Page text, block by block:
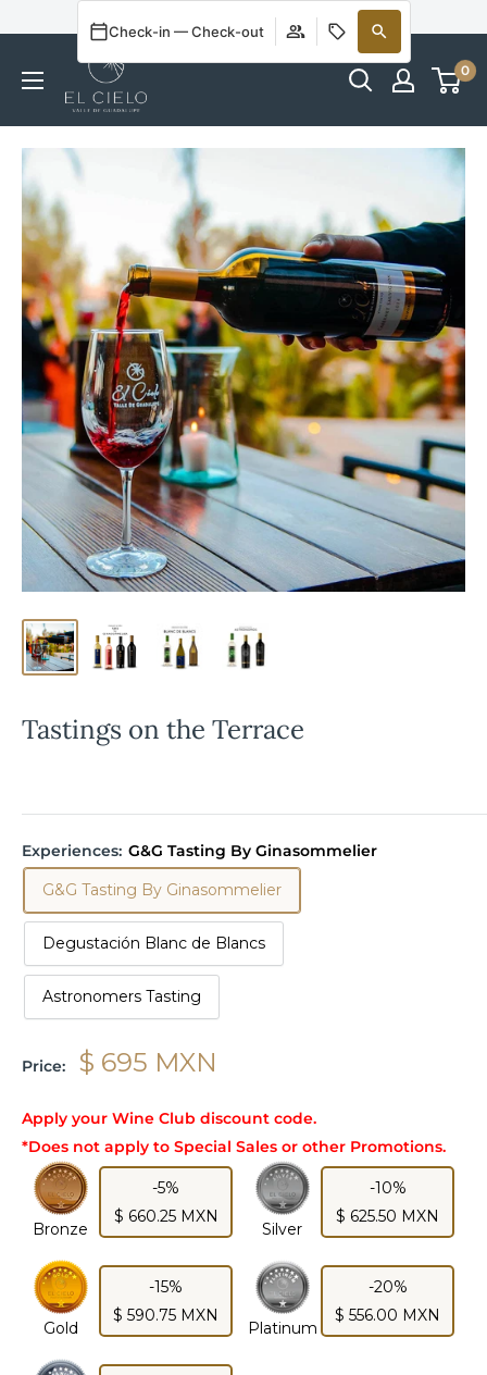
Check-in — Check-out
Welcome to Our Online Store
0
Tastings on the Terrace
Experiences: G&G Tasting By Ginasommelier
G&G Tasting By Ginasommelier
Degustación Blanc de Blancs
Astronomers Tasting
Price: $ 695 MXN
Apply your Wine Club discount code.
*Does not apply to Special Sales or other Promotions.
Bronze
-5%
$ 660.25 MXN
Silver
-10%
$ 625.50 MXN
Gold
-15%
$ 590.75 MXN
Platinum
-20%
$ 556.00 MXN